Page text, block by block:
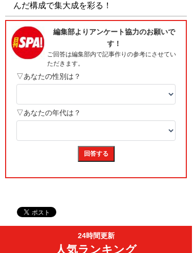
んだ構成で集大成を彩る！
24時間更新
人気ランキング